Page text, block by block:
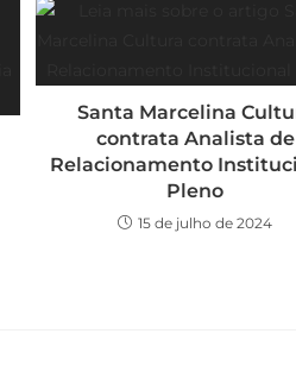
Santa Marcelina
contrata Analista de
Relacionamento
Pleno
15 de julho de 2024